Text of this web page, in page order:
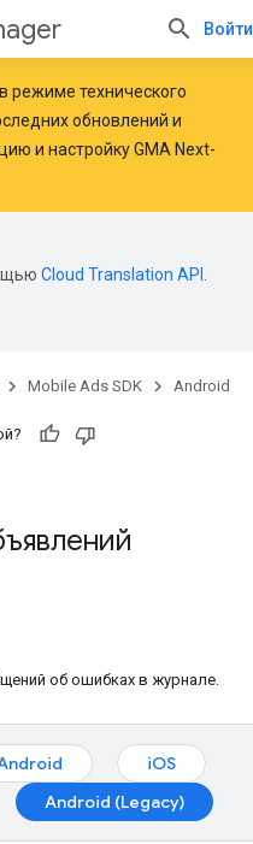
Войти
режиме технического
обновлений и
и настройку GMA Next-
Cloud Translation API
Mobile Ads SDK Android
об ошибках в журнале.
iOS
Android (Legacy)